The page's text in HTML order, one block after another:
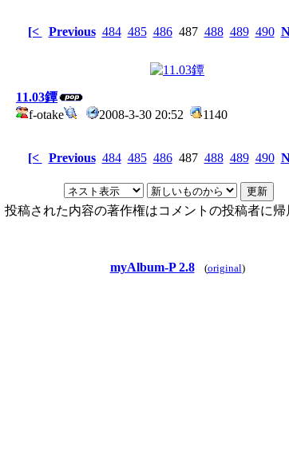
[< Previous 484 485 486487 488 489 490
11.03鐔
f-otake
2008-3-30 20:52 1140
[< Previous 484 485 486487 488 489 490
投稿された内容の著作権はコメントの投稿者に帰
myAlbum-P 2.8 (original)